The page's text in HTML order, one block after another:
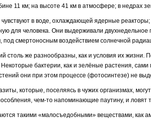
11 км; на высоте 41 км в атмо­сфере; в недрах
чувствуют в воде, охлаждающей ядерные
для человека. Они выдерживали двухнедельное
смертонос­ным воздействием солнечной
столь же разнооб­разны, как и условия их жизни.
бактерии, как и зелёные растения,
они при этом процессе (фотосинтезе) не
которые, посе­ляясь в чужих организмах,
чем-то напоминающие паутину, и
такими «мало­съедобными» веществами, как